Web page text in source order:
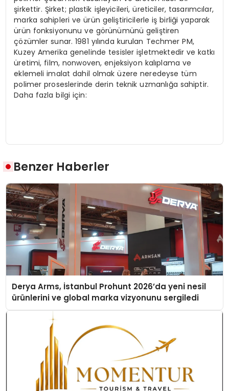
şirkettir. Şirket; plastik işleyicileri, üreticiler, tasarımcılar,
marka sahipleri ve ürün geliştiricilerle iş birliği yaparak
ürün fonksiyonunu ve görünümünü geliştiren
çözümler sunar. 1981 yılında kurulan Techmer PM,
Kuzey Amerika genelinde tesisler işletmektedir ve katkı
üretimi, film, nonwoven, enjeksiyon kalıplama ve
eklemeli imalat dahil olmak üzere neredeyse tüm
polimer proseslerinde derin teknik uzmanlığa sahiptir.
Daha fazla bilgi için:
Benzer Haberler
Derya Arms, İstanbul Prohunt 2026’da yeni nesil
ürünlerini ve global marka vizyonunu sergiledi